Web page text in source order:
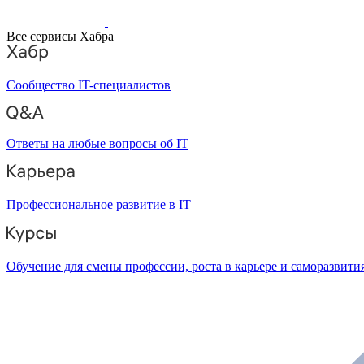
Все сервисы Хабра
Сообщество IT-специалистов
Ответы на любые вопросы об IT
Профессиональное развитие в IT
Обучение для смены профессии, роста в карьере и